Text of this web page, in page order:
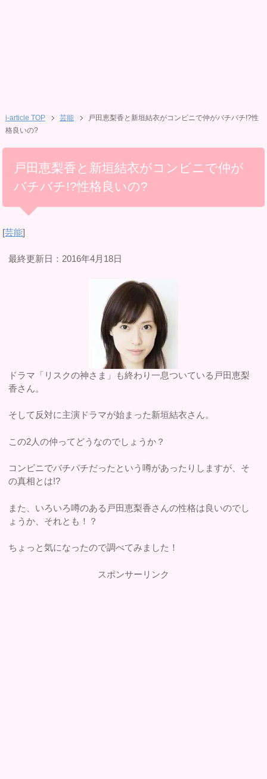
i-article TOP 芸能
戸田恵梨香と新垣結衣がコンビニで仲がバチバチ!?性
格良いの?
戸田恵梨香と新垣結衣がコンビニで仲が
バチバチ!?性格良いの?
[芸能]
最終更新日：2016年4月18日
ドラマ「リスクの神さま」も終わり一息ついている戸田恵梨
香さん。
そして反対に主演ドラマが始まった新垣結衣さん。
この2人の仲ってどうなのでしょうか？
コンビニでバチバチだったという噂があったりしますが、そ
の真相とは!?
また、いろいろ噂のある戸田恵梨香さんの性格は良いのでし
ょうか、それとも！？
ちょっと気になったので調べてみました！
スポンサーリンク